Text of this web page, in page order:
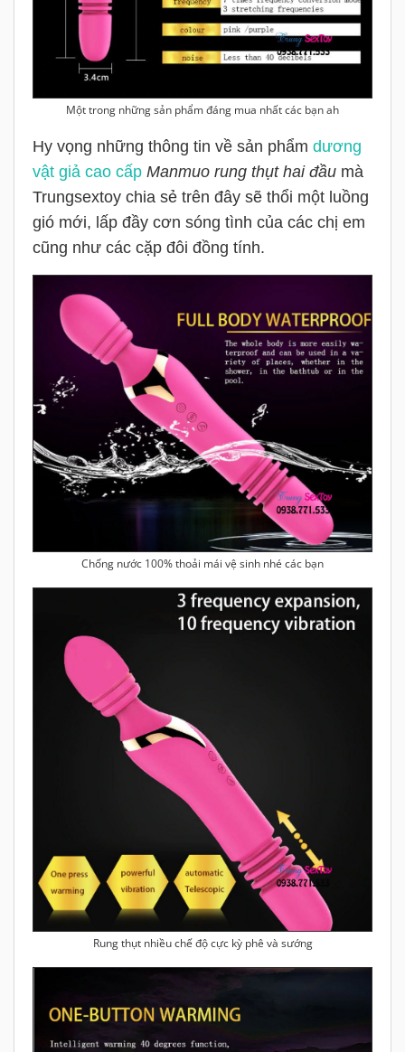
Một trong những sản phẩm đáng mua nhất các bạn ah
Hy vọng những thông tin về sản phẩm dương
vật giả cao cấp Manmuo rung thụt hai đầu mà
Trungsextoy chia sẻ trên đây sẽ thổi một luồng
gió mới, lấp đầy cơn sóng tình của các chị em
cũng như các cặp đôi đồng tính.
Chống nước 100% thoải mái vệ sinh nhé các bạn
Rung thụt nhiều chế độ cực kỳ phê và sướng